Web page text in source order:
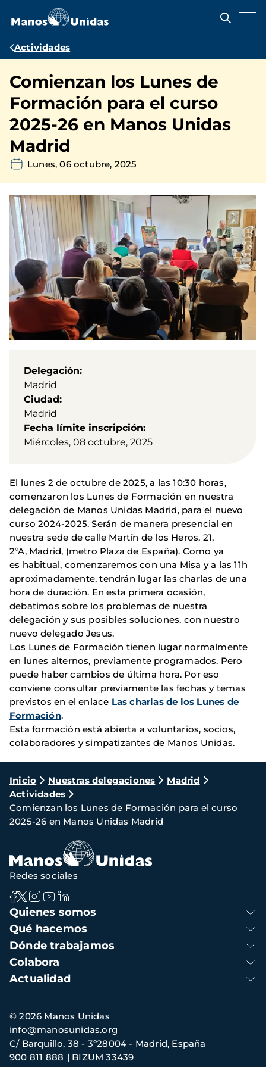
contenido
Ruta
navegación
Actividades
Comienzan los Lunes de
Formación para el curso
2025-26 en Manos Unidas
Madrid
Lunes, 06 octubre, 2025
Delegación
Madrid
Ciudad
Madrid
Fecha límite inscripción
Miércoles, 08 octubre, 2025
El lunes 2 de octubre de 2025, a las 10:30 horas,
comenzaron los Lunes de Formación en nuestra
delegación de Manos Unidas Madrid, para el nuevo
curso 2024-2025. Serán de manera presencial en
nuestra sede de calle Martín de los Heros, 21,
2ºA, Madrid, (metro Plaza de España). Como ya
es habitual, comenzaremos con una Misa y a las 11h
aproximadamente, tendrán lugar las charlas de una
hora de duración. En esta primera ocasión,
debatimos sobre los problemas de nuestra
delegación y sus posibles soluciones, con nuestro
nuevo delegado Jesus.
Los Lunes de Formación tienen lugar normalmente
en lunes alternos, previamente programados. Pero
puede haber cambios de última hora. Por eso
conviene consultar previamente las fechas y temas
previstos en el enlace Las charlas de los Lunes de
Formación.
Esta formación está abierta a voluntarios, socios,
colaboradores y simpatizantes de Manos Unidas.
Ruta
de
navegación
Inicio Nuestras delegaciones
Madrid
Actividades
Comienzan los Lunes de Formación para el curso
2025-26 en Manos Unidas Madrid
Navegación
principal
Quienes somos
Qué hacemos
Dónde trabajamos
Colabora
Actualidad
Redes sociales
Información
de
contacto
© 2026 Manos Unidas
C/ Barquillo, 38 - 3º28004 - Madrid, España
900 811 888
BIZUM 33439
info@manosunidas.org